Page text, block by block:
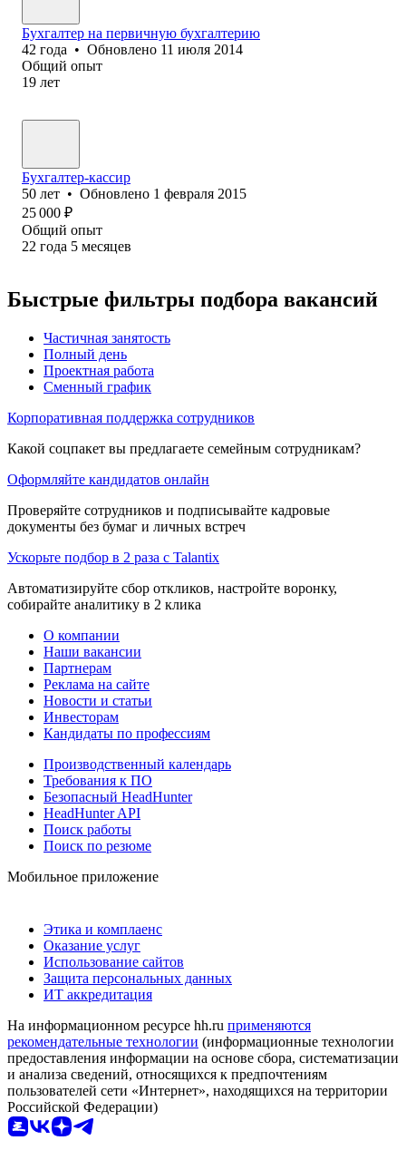
Бухгалтер на первичную бухгалтерию
42 года • Обновлено 11 июля 2014
Общий опыт
19 лет
Бухгалтер-кассир
50 лет • Обновлено 1 февраля 2015
25 000 ₽
Общий опыт
22 года 5 месяцев
Быстрые фильтры подбора вакансий
Частичная занятость
Полный день
Проектная работа
Сменный график
Корпоративная поддержка сотрудников
Какой соцпакет вы предлагаете семейным сотрудникам?
Оформляйте кандидатов онлайн
Проверяйте сотрудников и подписывайте кадровые
документы без бумаг и личных встреч
Ускорьте подбор в 2 раза с Talantix
Автоматизируйте сбор откликов, настройте воронку,
собирайте аналитику в 2 клика
О компании
Наши вакансии
Партнерам
Реклама на сайте
Новости и статьи
Инвесторам
Кандидаты по профессиям
Производственный календарь
Требования к ПО
Безопасный HeadHunter
HeadHunter API
Поиск работы
Поиск по резюме
Мобильное приложение
Этика и комплаенс
Оказание услуг
Использование сайтов
Защита персональных данных
ИТ аккредитация
На информационном ресурсе hh.ru применяются
рекомендательные технологии (информационные технологии
предоставления информации на основе сбора, систематизации
и анализа сведений, относящихся к предпочтениям
пользователей сети «Интернет», находящихся на территории
Российской Федерации)